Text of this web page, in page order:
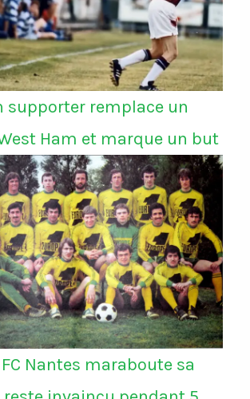
supporter remplace un
Ham et marque un but
FC Nantes maraboute sa